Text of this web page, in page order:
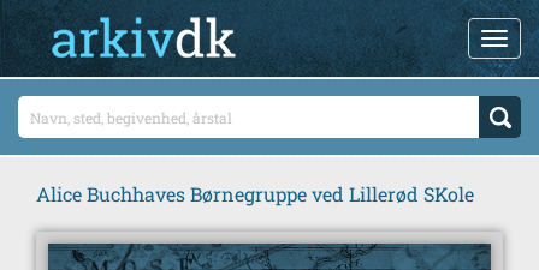
Alice Buchhaves Børnegruppe ved Lillerød SKole